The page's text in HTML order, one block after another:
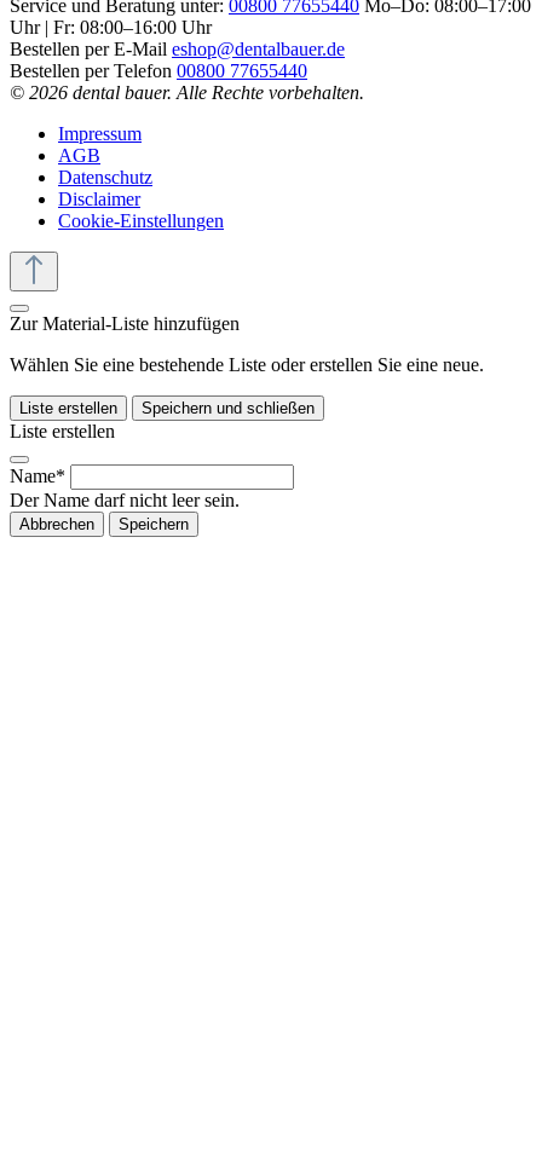
Service und Beratung unter: 00800 77655440 Mo–Do: 08:00–17:00
Uhr | Fr: 08:00–16:00 Uhr
Bestellen per E-Mail eshop@dentalbauer.de
Bestellen per Telefon 00800 77655440
© 2026 dental bauer. Alle Rechte vorbehalten.
Impressum
AGB
Datenschutz
Disclaimer
Cookie-Einstellungen
Zur Material-Liste hinzufügen
Wählen Sie eine bestehende Liste oder erstellen Sie eine neue.
Liste erstellen Speichern und schließen
Liste erstellen
Name*
Der Name darf nicht leer sein.
Abbrechen Speichern